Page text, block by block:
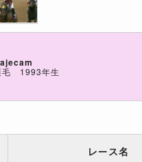
毛 1993年生
レース名